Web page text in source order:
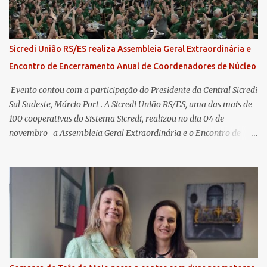
Sicredi União RS/ES realiza Assembleia Geral Extraordinária e
Encontro de Encerramento Anual de Coordenadores de Núcleo
​ Evento contou com a participação do Presidente da Central Sicredi
Sul Sudeste, Márcio Port . A Sicredi União RS/ES, uma das mais de
100 cooperativas do Sistema Sicredi, realizou no dia 04 de
novembro a Assembleia Geral Extraordinária e o Encontro de
futuro. O evento ocorreu presencialmente em Santa Rosa/RS com
transmissão simultânea para os coordenadores capixabas, que
estavam reunidos em Cachoeiro de Itapemirim / ES. Durante a
Assembleia Geral Extraordinária, foram debatidas e aprovadas
pautas estratégicas, como a atualização da Política de
Remuneração dos Administradores Estatutários e do regulamento
do Fundo Social, reforçando o compromisso da cooperativa com a